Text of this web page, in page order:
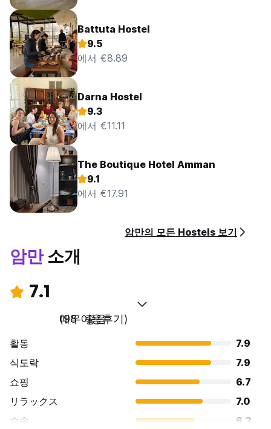
Battuta Hostel
9.5
에서 €8.89
Darna Hostel
9.3
에서 €11.11
The Boutique Hotel Amman
9.1
에서 €17.91
암만의 모든 Hostels 보기
암만소개
7.1
매우 좋음
(98 이용후기)
활동
7.9
식도락
7.9
쇼핑
6.7
リラックス
7.0
수송
6.2